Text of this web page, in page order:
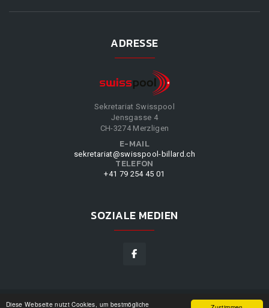
Diese Webseite nutzt Cookies, um bestmögliche
ADRESSE
Sekretariat Swisspool
Jensgasse 4
CH-3274 Merzligen
E-MAIL
sekretariat@swisspool-billard.ch
TELEFON
+41 79 254 45 01
SOZIALE MEDIEN